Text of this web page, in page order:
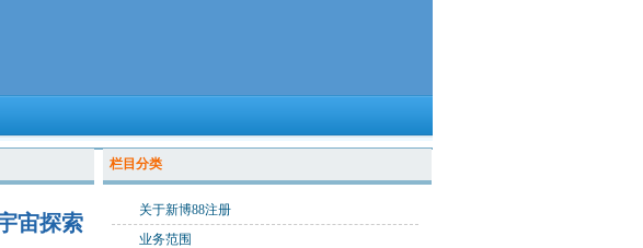
宙探索
栏目分类
关于新博88注册
业务范围